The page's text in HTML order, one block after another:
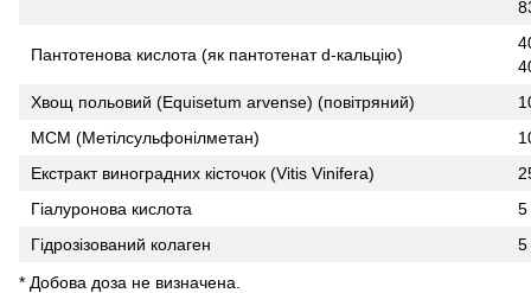
Пантотенова кислота (як пантотенат d-кальцію)
Хвощ польовий (Equisetum arvense) (повітряний)
МСМ (Метілсульфонілметан)
Екстракт виноградних кісточок (Vitis Vinifera)
Гіалуронова кислота
5
Гідрозізований колаген
5
* Добова доза не визначена.